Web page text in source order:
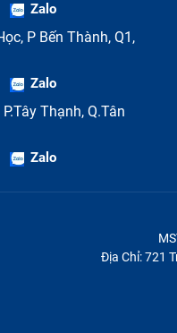
Zalo
P Bến Thành, Q1,
Zalo
Thạnh, Q.Tân
Zalo
Địa Chỉ: 721